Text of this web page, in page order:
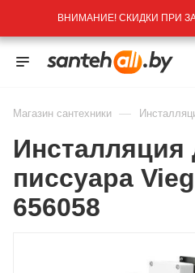
ВНИМАНИЕ! СКИДКИ ПРИ
Магазин сантехники —
Инсталляция
писсуара
656058